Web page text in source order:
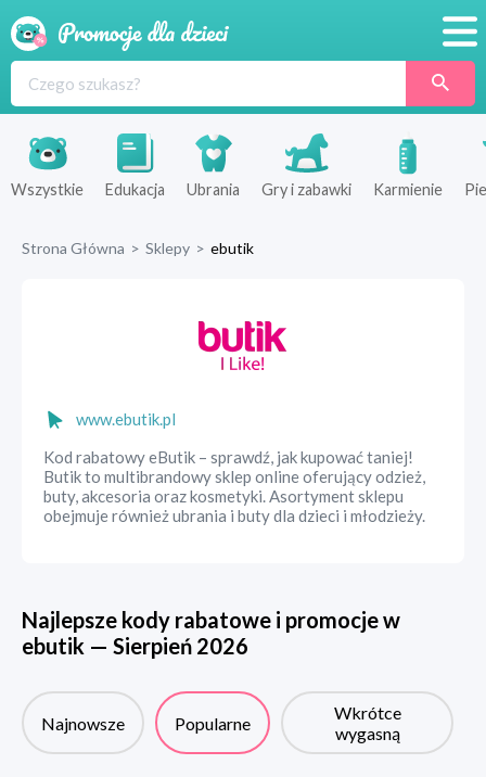
Produkty
Sklepy
Wszystkie Edukacja Ubrania Gry i zabawki Karmienie
Strona Główna > Sklepy > ebutik
www.ebutik.pl
Kod rabatowy eButik – sprawdź, jak kupować taniej!
Butik to multibrandowy sklep online oferujący odzież,
buty, akcesoria oraz kosmetyki. Asortyment sklepu
obejmuje również ubrania i buty dla dzieci i młodzieży.
Najlepsze kody rabatowe i promocje w
ebutik — Sierpień 2026
Najnowsze Popularne
Wkrótce
wygasną